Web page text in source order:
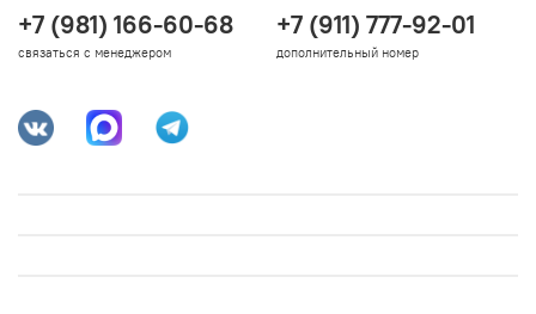
+7 (981) 166-60-68
связаться с менеджером
+7 (911) 777-92-01
дополнительный номер